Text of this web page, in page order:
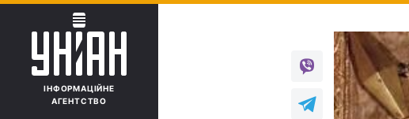
ІНФОРМАЦІЙНЕ
АГЕНТСТВО